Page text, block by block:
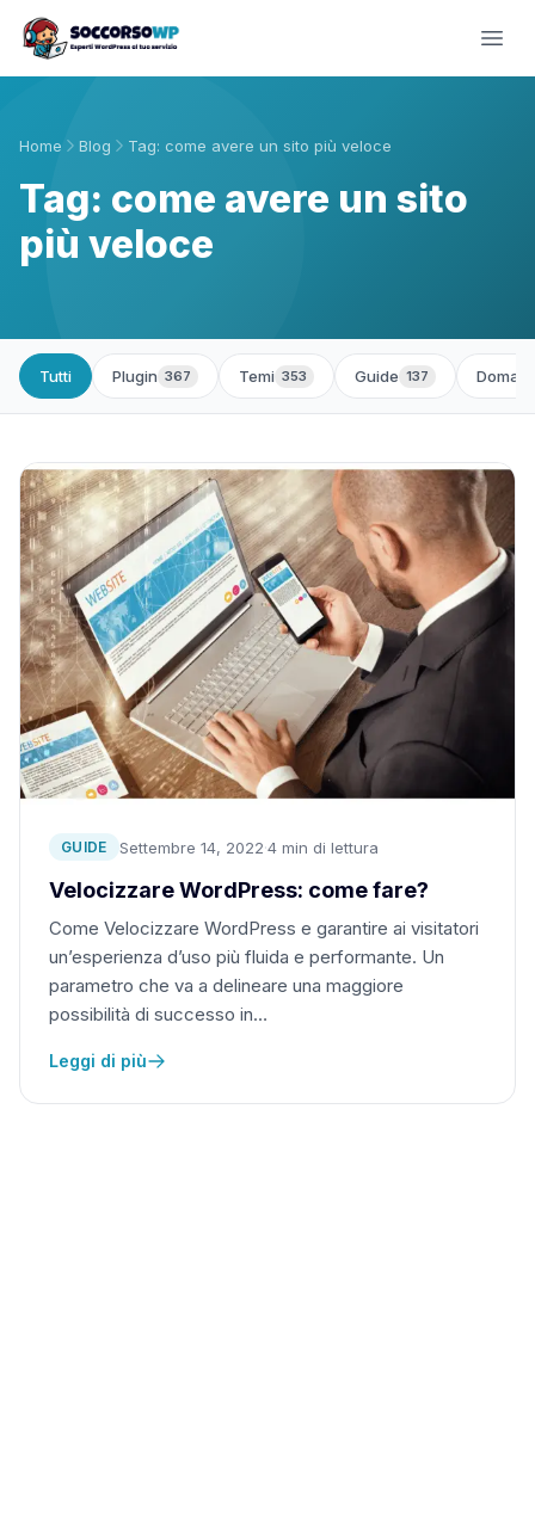
Home Blog Tag: come avere un sito più veloce
Tag: come avere un sito
più veloce
Tutti Plugin 367 Temi 353 Guide 137
GUIDE Settembre 14, 2022·4 min di lettura
Velocizzare WordPress: come fare?
Come Velocizzare WordPress e garantire ai visitatori
un’esperienza d’uso più fluida e performante. Un
parametro che va a delineare una maggiore
possibilità di successo in…
Leggi di più